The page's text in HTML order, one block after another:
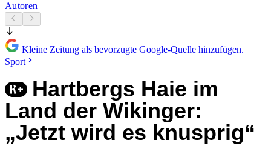
Autoren
Kleine Zeitung als bevorzugte Google-Quelle hinzufügen.
Sport
Hartbergs Haie im
Land der Wikinger:
„Jetzt wird es knusprig“